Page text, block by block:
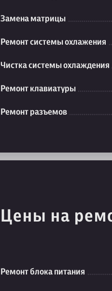
Замена матрицы
Ремонт системы охлажения
Чистка системы охлаждения
Ремонт клавиатуры
Ремонт разъемов
Цены на
Ремонт блока питания